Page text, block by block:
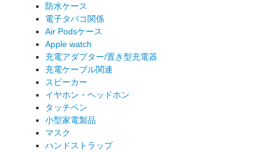
防水ケース
電子タバコ関係
Air Podsケース
Apple watch
充電アダプター/置き型充電器
充電ケーブル関連
スピーカー
イヤホン・ヘッドホン
タッチペン
小型家電製品
マスク
ハンドストラップ